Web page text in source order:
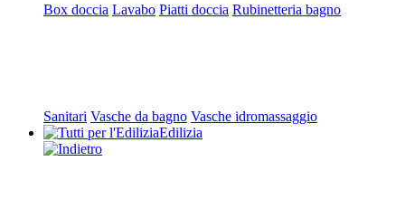
Box doccia Lavabo Piatti doccia Rubinetteria bagno
Sanitari Vasche da bagno Vasche idromassaggio
Edilizia